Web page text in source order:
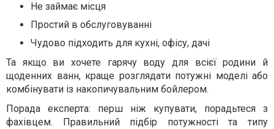
Не займає місця
Простий в обслуговуванні
Чудово підходить для кухні, офісу, дачі
Та якщо ви хочете гарячу воду для всієї родини й
щоденних ванн, краще розглядати потужні моделі або
комбінувати із накопичувальним бойлером.
Порада експерта: перш ніж купувати, порадьтеся з
фахівцем. Правильний підбір потужності та типу